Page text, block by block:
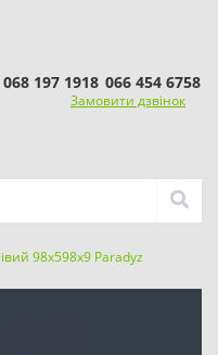
068 197 1918 066 454 6758
Замовити дзвінок
98x598x9 Paradyz